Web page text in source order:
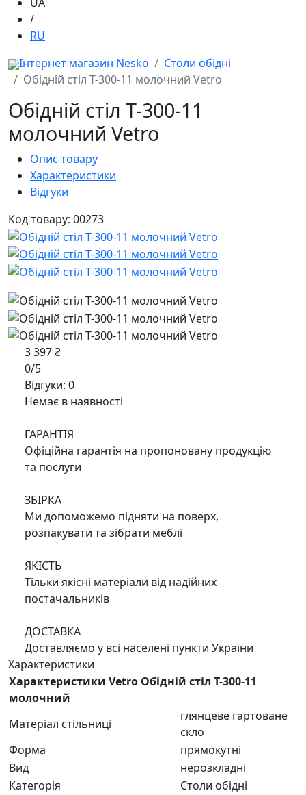
/
RU
Інтернет магазин Nesko
Столи обідні
Обідній стіл Т-300-11 молочний Vetro
Обідній стіл Т-300-11
молочний Vetro
Опис товару
Характеристики
Відгуки
Код товару: 00273
3 397 ₴
0/5
Відгуки: 0
Немає в наявності
ГАРАНТІЯ
Офіційна гарантія на пропоновану продукцію
та послуги
ЗБІРКА
Ми допоможемо підняти на поверх,
розпакувати та зібрати меблі
ЯКІСТЬ
Тільки якісні матеріали від надійних
постачальників
ДОСТАВКА
Доставляємо у всі населені пункти України
Характеристики
Характеристики Vetro Обідній стіл Т-300-11
молочний
Матеріал стільниці
глянцеве гартоване
скло
Форма
прямокутні
Вид
нерозкладні
Категорія
Столи обідні